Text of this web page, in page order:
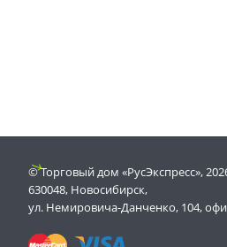
© Торговый дом «РусЭкспресс»,
630048, Новосибирск,
ул. Немировича-Данченко, 104,